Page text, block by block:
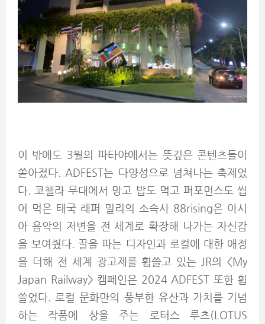
이 밖에도 3월의 파타야에서는 뜻깊은 콘텐츠들이
쏟아졌다. ADFEST는 다양성으로 넘쳐나는 축제였
다. 코첼라 무대에서 망고 밥도 먹고 퍼포먼스도 씹
어 먹은 태국 래퍼 밀리의 소속사 88rising은 아시
아 음악의 저변을 전 세계로 확장해 나가는 자신감
을 보여줬다. 끌을 파는 디자인과 로컬에 대한 애정
을 더해 전 세계 광고제를 휩쓸고 있는 JR의 <My
Japan Railway> 캠페인은 2024 ADFEST 또한 휩
쓸었다. 로컬 문화만의 풍부한 유산과 가치를 기념
하는 작품에 상을 주는 로터스 루츠(LOTUS